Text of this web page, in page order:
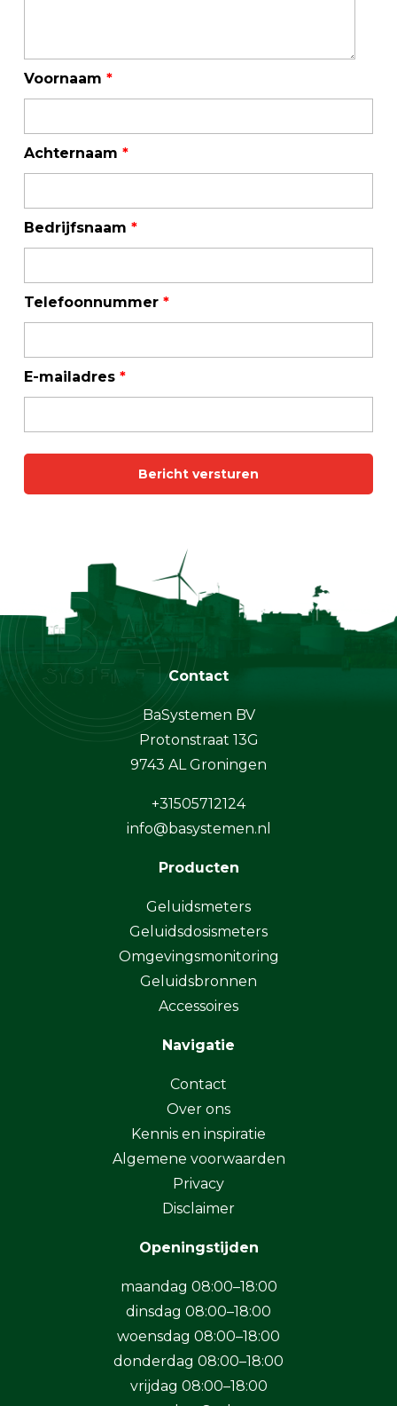
Voornaam *
Achternaam *
Bedrijfsnaam *
Telefoonnummer *
E-mailadres *
Contact
BaSystemen BV
Protonstraat 13G
9743 AL Groningen
+31505712124
info@basystemen.nl
Producten
Geluidsmeters
Geluidsdosismeters
Omgevingsmonitoring
Geluidsbronnen
Accessoires
Navigatie
Contact
Over ons
Kennis en inspiratie
Algemene voorwaarden
Privacy
Disclaimer
Openingstijden
maandag 08:00–18:00
dinsdag 08:00–18:00
woensdag 08:00–18:00
donderdag 08:00–18:00
vrijdag 08:00–18:00